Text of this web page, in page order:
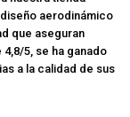
aerodinámico
que aseguran
5, se ha ganado
a la calidad de sus